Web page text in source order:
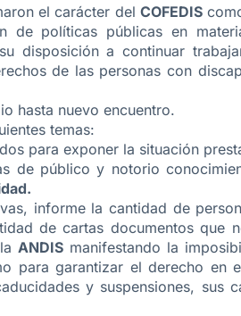
el carácter del COFEDIS
de políticas públicas en
disposición a continuar
de las personas con
hasta nuevo encuentro.
temas:
para exponer la situación
de público y notorio
informe la cantidad de
de cartas documentos que
ANDIS manifestando la
para garantizar el derecho en
y suspensiones, sus